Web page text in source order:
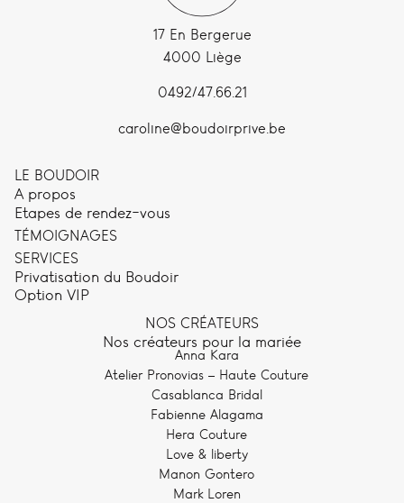
17 En Bergerue
4000 Liège
0492/47.66.21
caroline@boudoirprive.be
LE BOUDOIR
A propos
Etapes de rendez-vous
TÉMOIGNAGES
SERVICES
Privatisation du Boudoir
Option VIP
NOS CRÉATEURS
Nos créateurs pour la mariée
Anna Kara
Atelier Pronovias – Haute Couture
Casablanca Bridal
Fabienne Alagama
Hera Couture
Love & liberty
Manon Gontero
Mark Loren